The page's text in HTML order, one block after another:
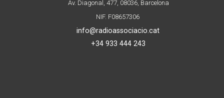
Av. Diagonal, 477, 08036, Barcelona
NIF. F08657306
info@radioassociacio.cat
+34 933 444 243